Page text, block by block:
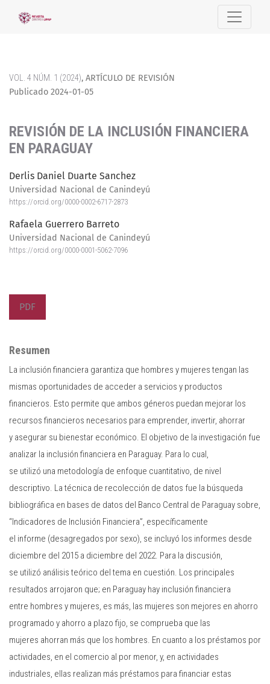
REVISIÓN DE LA INCLUSIÓN FINANCIERA EN PARAGUAY
VOL. 4 NÚM. 1 (2024), ARTÍCULO DE REVISIÓN
REVISIÓN DE LA INCLUSIÓN FINANCIERA
EN PARAGUAY
Publicado 2024-01-05
Derlis Daniel Duarte Sanchez
Universidad Nacional de Canindeyú
https://orcid.org/0000-0002-6717-2873
Rafaela Guerrero Barreto
Universidad Nacional de Canindeyú
https://orcid.org/0000-0001-5062-7096
PDF
Resumen
La inclusión financiera garantiza que hombres y mujeres tengan las
mismas oportunidades de acceder a servicios y productos
financieros. Esto permite que ambos géneros puedan mejorar los
recursos financieros necesarios para emprender, invertir, ahorrar
y asegurar su bienestar económico. El objetivo de la investigación fue
analizar la inclusión financiera en Paraguay. Para lo cual,
se utilizó una metodología de enfoque cuantitativo, de nivel
descriptivo. La técnica de recolección de datos fue la búsqueda
bibliográfica en bases de datos del Banco Central de Paraguay sobre,
“Indicadores de Inclusión Financiera”, específicamente
el informe (desagregados por sexo), se incluyó los informes desde
diciembre del 2015 a diciembre del 2022. Para la discusión,
se utilizó análisis teórico del tema en cuestión. Los principales
resultados arrojaron que; en Paraguay hay inclusión financiera
entre hombres y mujeres, es más, las mujeres son mejores en ahorro
programado y ahorro a plazo fijo, se comprueba que las
mujeres ahorran más que los hombres. En cuanto a los préstamos por
actividades, en el comercio al por menor, y, en actividades
industriales, ellas realizan más préstamos para financiar estas